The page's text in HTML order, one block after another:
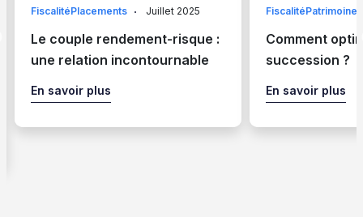
FiscalitéPlacements Juillet 2025
Le couple rendement-risque :
une relation incontournable
En savoir plus
FiscalitéPatrimoine
Comment
succession ?
En savoir plus